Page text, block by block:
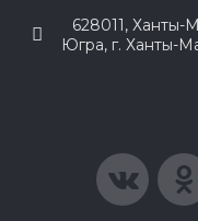
628011, Ханты-
Югра, г. Ханты-